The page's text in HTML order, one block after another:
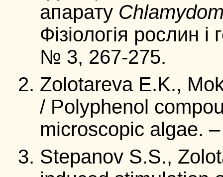
апарату
Фізіологія рослин
№ 3, 267-275.
Zolotareva E.K.,
/ Polyphenol
microscopic algae.
Stepanov S.S.,